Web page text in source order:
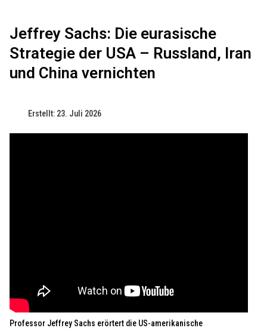
Jeffrey Sachs: Die eurasische
Strategie der USA – Russland, Iran
und China vernichten
Erstellt: 23. Juli 2026
Professor Jeffrey Sachs erörtert die US-amerikanische